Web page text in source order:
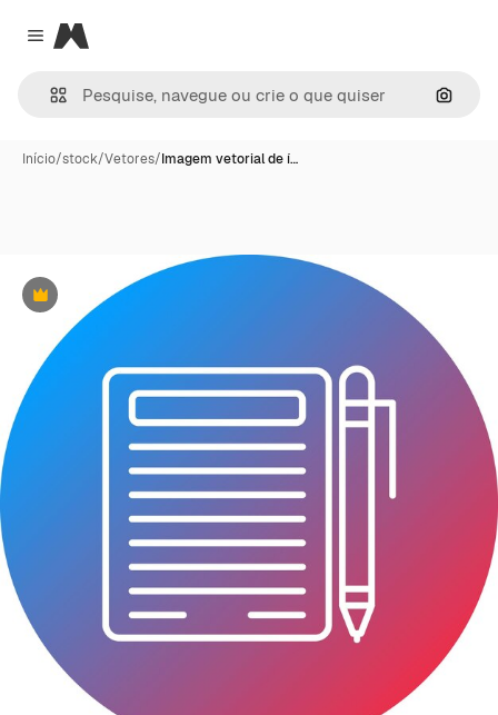
Close menu
Magnific
Início/stock/Vetores/Imagem vetorial de í…
Premium